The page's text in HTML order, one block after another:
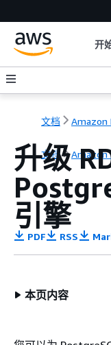
开
文档 Amazon
文档 Amazon
升级
引擎
PDF RSS
本页内容